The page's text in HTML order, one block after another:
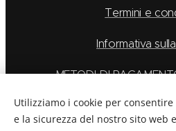
Termini e
Informativa
METODI DI
Utilizziamo i cookie per
e la sicurezza del nostro sito web